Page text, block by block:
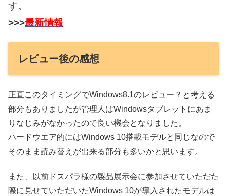
す。
>>>最新情報
レビュー後の感想
正直このタイミングでWindows8.1のレビュー？と考える
部分もありましたが管理人はWindowsタブレットにあま
りなじみがなかったので良い機会となりました。
ハードウエア的にはWindows 10搭載モデルと同じなので
そのまま読み替えが出来る部分も多いかと思います。
また、以前ドスパラ様の製品展示会に参加させていただた
際に見せていただいたWindows 10が導入されたモデルは